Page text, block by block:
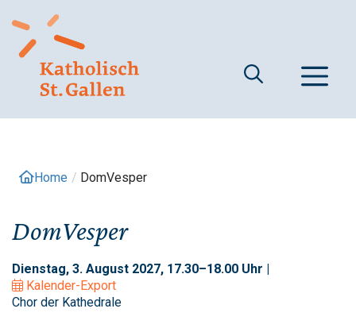
zum
Inhalt
Home / DomVesper
DomVesper
Dienstag, 3. August 2027, 17.30–18.00 Uhr |
Kalender-Export
Chor der Kathedrale